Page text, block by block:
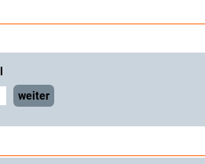
weiter